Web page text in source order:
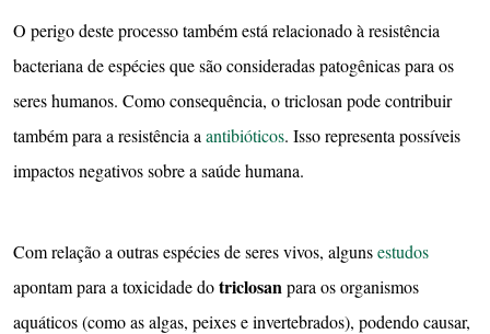
O perigo deste processo também está relacionado à resistência
bacteriana de espécies que são consideradas patogênicas para os
seres humanos. Como consequência, o triclosan pode contribuir
também para a resistência a antibióticos. Isso representa possíveis
impactos negativos sobre a saúde humana.
Com relação a outras espécies de seres vivos, algunsestudos
apontam para a toxicidade dotriclosanpara os organismos
aquáticos (como as algas, peixes e invertebrados), podendo causar,